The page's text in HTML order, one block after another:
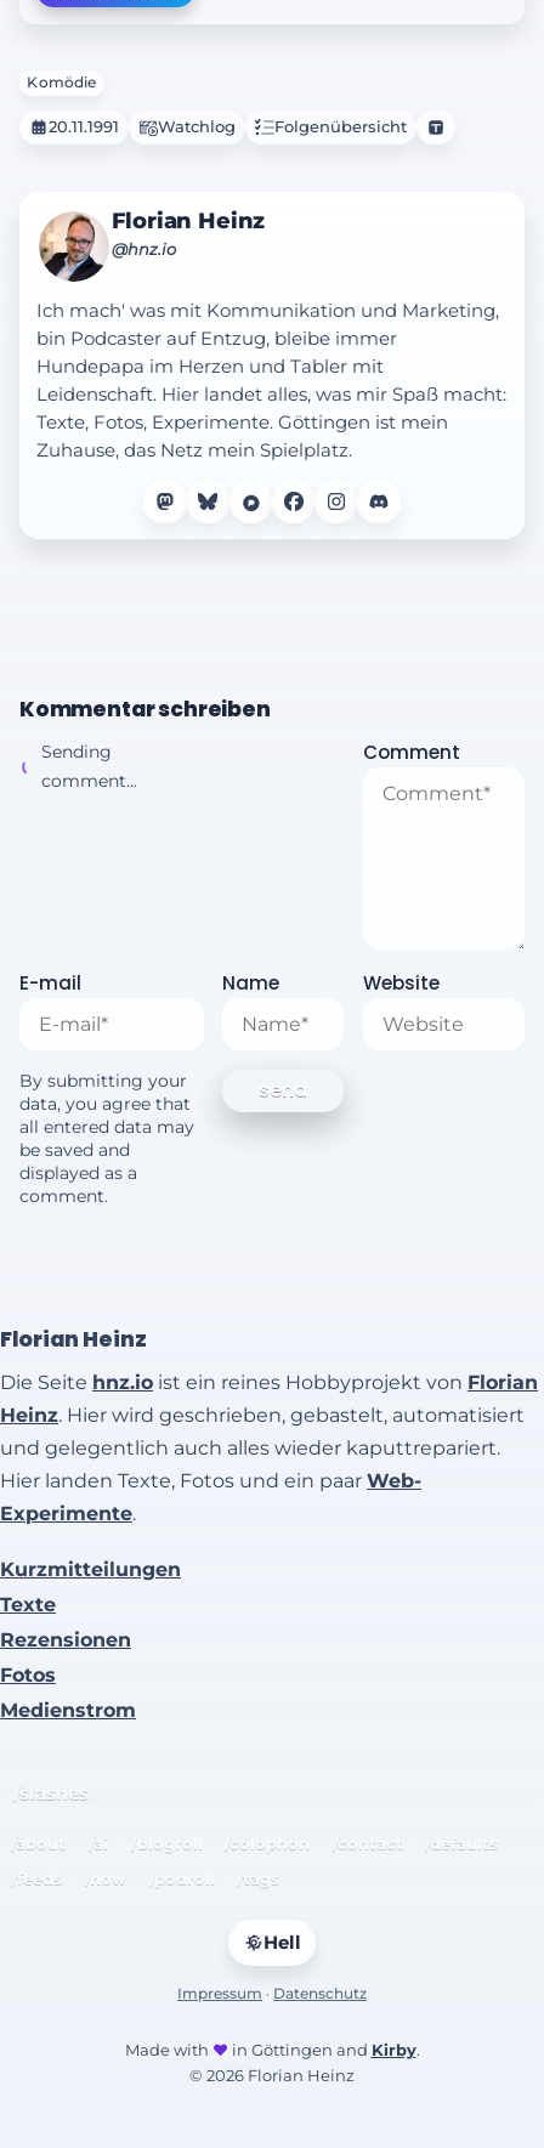
Komödie
20.11.1991 Watchlog Folgenübersicht
Florian Heinz
@hnz.io
Ich mach' was mit Kommunikation und Marketing,
bin Podcaster auf Entzug, bleibe immer
Hundepapa im Herzen und Tabler mit
Leidenschaft. Hier landet alles, was mir Spaß macht:
Texte, Fotos, Experimente. Göttingen ist mein
Zuhause, das Netz mein Spielplatz.
Kommentar schreiben
Sending
comment...
Comment
E-mail Name Website
By submitting your
data, you agree that
all entered data may
be saved and
displayed as a
comment.
Florian Heinz
Die Seite hnz.io ist ein reines Hobbyprojekt von Florian
Heinz. Hier wird geschrieben, gebastelt, automatisiert
und gelegentlich auch alles wieder kaputtrepariert.
Hier landen Texte, Fotos und ein paar Web-
Experimente.
Kurzmitteilungen
Texte
Rezensionen
Fotos
Medienstrom
/slashes
/about /ai /blogroll /colophon /contact
/defaults
/feeds
/now /podroll /tags
Hell
Impressum · Datenschutz
Made with ♥ in Göttingen and Kirby.
© 2026 Florian Heinz